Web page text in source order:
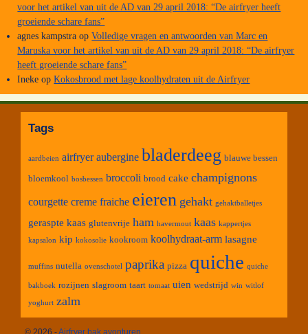
voor het artikel van uit de AD van 29 april 2018: “De airfryer heeft
groeiende schare fans”
agnes kampstra opVolledige vragen en antwoorden van Marc en
Maruska voor het artikel van uit de AD van 29 april 2018: “De airfryer
heeft groeiende schare fans”
Ineke opKokosbrood met lage koolhydraten uit de Airfryer
Tags
aardbeien airfryer aubergine bladerdeeg blauwe bessen
bloemkool bosbessen broccoli brood cake champignons
courgette creme fraiche eieren gehakt gehaktballetjes
geraspte kaas glutenvrije ham havermout kaas kappertjes
kapsalon kip kokosolie kookroom koolhydraat-arm lasagne
muffins nutella ovenschotel paprika pizza quiche quiche
bakboek rozijnen slagroom taart tomaat uien wedstrijd win witlof
yoghurt zalm
© 2026 -Airfryer bak avonturen